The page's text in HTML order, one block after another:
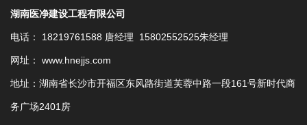
湖南医净建设工程有限公司
电话： 18219761588 唐经理 15802552525朱经理
网址： www.hnejjs.com
地址：湖南省长沙市开福区东风路街道芙蓉中路一段161号新时代商
务广场2401房